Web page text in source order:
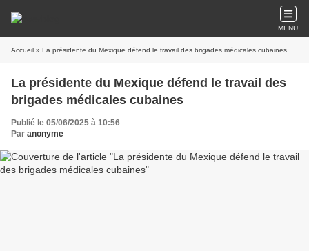
MENU
Accueil » La présidente du Mexique défend le travail des brigades médicales cubaines
La présidente du Mexique défend le travail des
brigades médicales cubaines
Publié le 05/06/2025 à 10:56
Par anonyme